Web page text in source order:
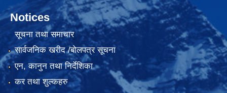
Notices
सूचना तथा समाचार
सार्वजनिक खरीद /बोलपत्र सूचना
एन, कानुन तथा निर्देशिका
कर तथा शुल्कहरु